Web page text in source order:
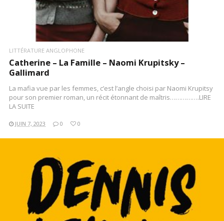
LITTÉRATURE ANGLOPHONE
Catherine – La Famille – Naomi Krupitsky –
Gallimard
La mafia vue par les femmes, c’est l’angle choisi par Naomi Krupitsy
pour son premier roman, un récit étonnant de maîtris…………….LIRE
LA SUITE
JUIN 7, 2023 0 0